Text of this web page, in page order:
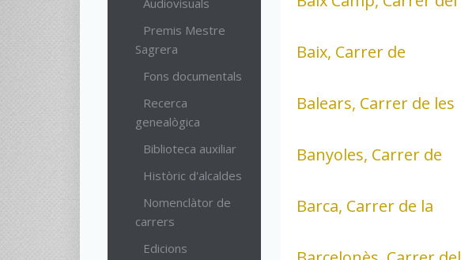
Baix, Carrer de
Balears, Carrer de les
Banyoles, Carrer de
Barca, Carrer de la
Audiovisuals
Premis Mestre
Sagrera
Fons documentals
Recerca
genealògica
Biblioteca auxiliar
Històric d'alcaldes
Nomenclàtor de
carrers
Edicions